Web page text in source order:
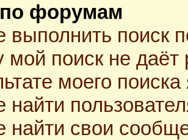
форумам
выполнить
поиск не даёт
моего
найти
найти свои